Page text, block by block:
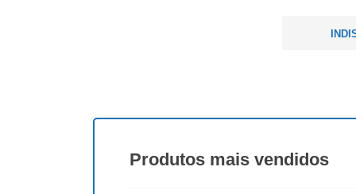
Produtos mais vendidos